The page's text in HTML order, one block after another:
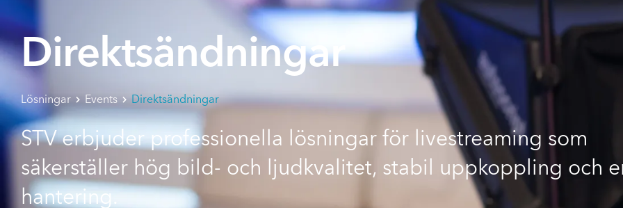
Direktsändningar
Lösningar Events Direktsändningar
STV erbjuder professionella lösningar för livestreaming som
säkerställer hög bild- och ljudkvalitet, stabil uppkoppling och
hantering.